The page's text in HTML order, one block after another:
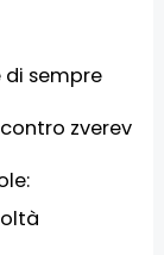
di sempre
zverev